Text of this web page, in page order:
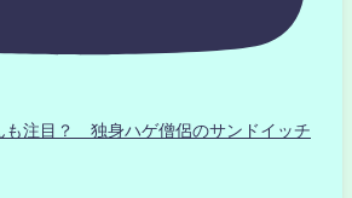
も注目？ 独身ハゲ僧侶のサンドイッチ